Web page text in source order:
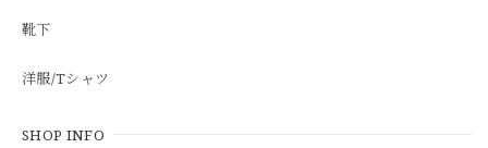
靴下
洋服/Tシャツ
SHOP INFO